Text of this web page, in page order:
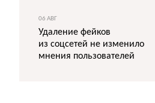
06 АВГ
Удаление фейков
из соцсетей не изменило
мнения пользователей